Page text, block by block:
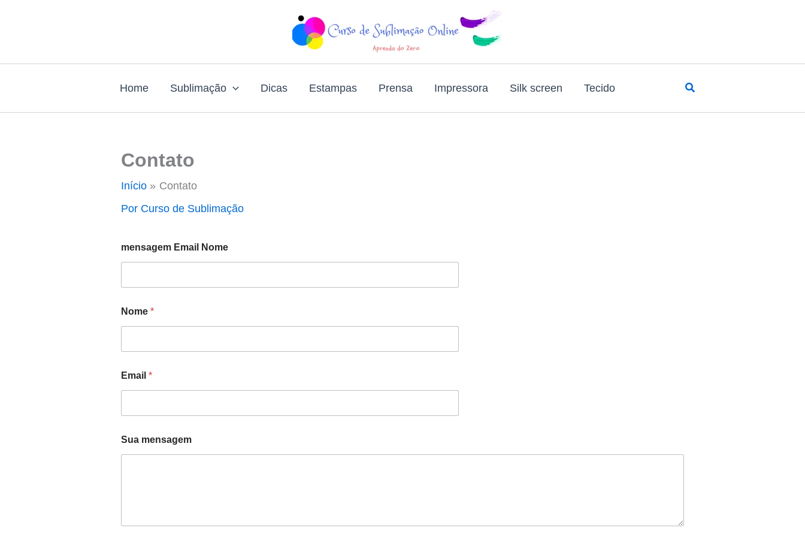
Home Sublimação Dicas Estampas Prensa Impressora Silk screen Tecido Pesquisar
Contato
Início
Contato
Por Curso de Sublimação
mensagem Email Nome
Nome *
Email *
Sua mensagem